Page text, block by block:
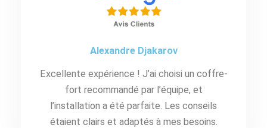
Alexandre Djakarov
Excellente expérience ! J’ai choisi un coffre-
fort recommandé par l’équipe, et
l’installation a été parfaite. Les conseils
étaient clairs et adaptés à mes besoins.